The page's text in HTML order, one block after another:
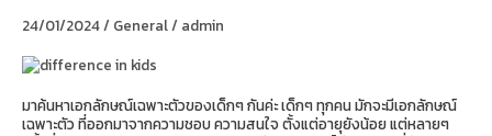
24/01/2024/ General/ admin
มาค้นหาเอกลักษณ์เฉพาะตัวของเด็กๆ กันค่ะ เด็กๆ ทุกคน มักจะมีเอกลักษณ์
เฉพาะตัว ที่ออกมาจากความชอบ ความสนใจ ตั้งแต่อายุยังน้อย แต่หลายๆ
สร้าง
ที่
กว่า